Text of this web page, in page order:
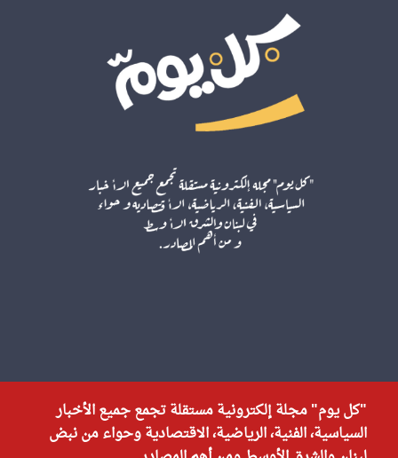
"كل يوم" مجلة إلكترونية مستقلة تجمع جميع الأخبار
السياسية، الفنية، الرياضية، الاقتصادية وحواء من نبض